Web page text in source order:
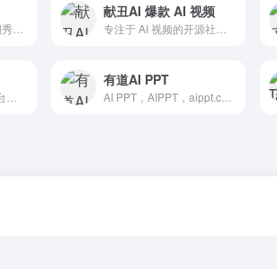
献丑AI 爆款 AI 视频
有道AI PPT
AI PPT，AIPPT，aippt.cn， 一键生成PPT，幻灯片，一键生成大纲，一键生成PPT大纲，智能办公，文库Ai ppt, 夸克AIppt ，节省办公效率的工具，有道翻译，有道AI， PPT